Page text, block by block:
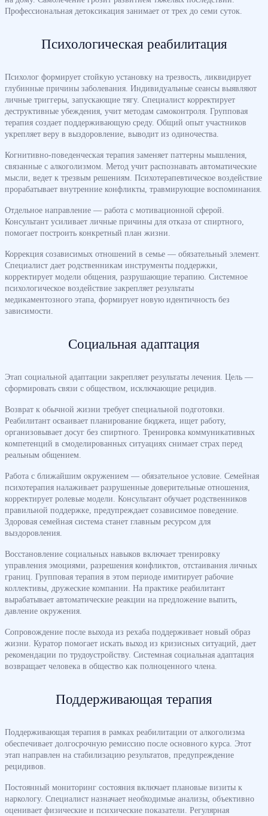
Профессиональная детоксикация занимает от трех до семи суток.
Психологическая реабилитация
Психолог формирует стойкую установку на трезвость, ликвидирует
глубинные причины заболевания. Индивидуальные сеансы выявляют
личные триггеры, запускающие тягу. Специалист корректирует
деструктивные убеждения, учит методам самоконтроля. Групповая
терапия создает поддерживающую среду. Общий опыт участников
укрепляет веру в выздоровление, выводит из одиночества.
Когнитивно-поведенческая терапия заменяет паттерны мышления,
связанные с алкоголизмом. Метод учит распознавать автоматические
мысли, ведет к трезвым решениям. Психотерапевтическое воздействие
прорабатывает внутренние конфликты, травмирующие воспоминания.
Отдельное направление — работа с мотивационной сферой.
Консультант усиливает личные причины для отказа от спиртного,
помогает построить конкретный план жизни.
Коррекция созависимых отношений в семье — обязательный элемент.
Специалист дает родственникам инструменты поддержки,
корректирует модели общения, разрушающие терапию. Системное
психологическое воздействие закрепляет результаты
медикаментозного этапа, формирует новую идентичность без
зависимости.
Социальная адаптация
Этап социальной адаптации закрепляет результаты лечения. Цель —
сформировать связи с обществом, исключающие рецидив.
Возврат к обычной жизни требует специальной подготовки.
Реабилитант осваивает планирование бюджета, ищет работу,
организовывает досуг без спиртного. Тренировка коммуникативных
компетенций в смоделированных ситуациях снимает страх перед
реальным общением.
Работа с ближайшим окружением — обязательное условие. Семейная
психотерапия налаживает разрушенные доверительные отношения,
корректирует ролевые модели. Консультант обучает родственников
правильной поддержке, предупреждает созависимое поведение.
Здоровая семейная система станет главным ресурсом для
выздоровления.
Восстановление социальных навыков включает тренировку
управления эмоциями, разрешения конфликтов, отстаивания личных
границ. Групповая терапия в этом периоде имитирует рабочие
коллективы, дружеские компании. На практике реабилитант
вырабатывает автоматические реакции на предложение выпить,
давление окружения.
Сопровождение после выхода из рехаба поддерживает новый образ
жизни. Куратор помогает искать выход из кризисных ситуаций, дает
рекомендации по трудоустройству. Системная социальная адаптация
возвращает человека в общество как полноценного члена.
Поддерживающая терапия
Поддерживающая терапия в рамках реабилитации от алкоголизма
обеспечивает долгосрочную ремиссию после основного курса. Этот
этап направлен на стабилизацию результатов, предупреждение
рецидивов.
Постоянный мониторинг состояния включает плановые визиты к
наркологу. Специалист назначает необходимые анализы, объективно
оценивает физические и психические показатели. Регулярная